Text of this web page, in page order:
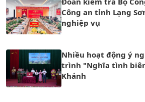
Công an tỉnh Lạng
nghiệp vụ
Nhiều hoạt động ý
trình "Nghĩa tình
Khánh